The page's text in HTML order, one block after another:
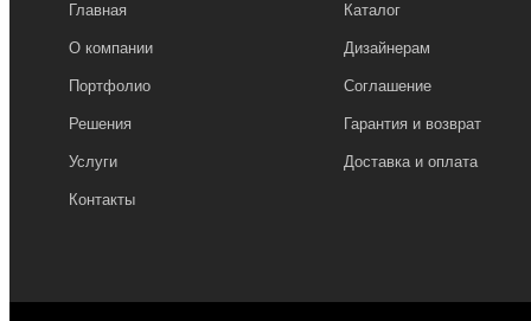
Главная
О компании
Портфолио
Решения
Услуги
Контакты
Каталог
Дизайнерам
Соглашение
Гарантия и возврат
Доставка и оплата